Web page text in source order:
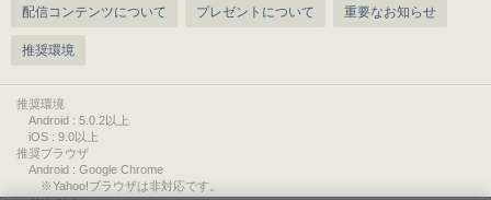
配信コンテンツについて プレゼントについて 重要なお知らせ
推奨環境
推奨環境
Android : 5.0.2以上
iOS : 9.0以上
推奨ブラウザ
Android : Google Chrome
※Yahoo!ブラウザは非対応です。